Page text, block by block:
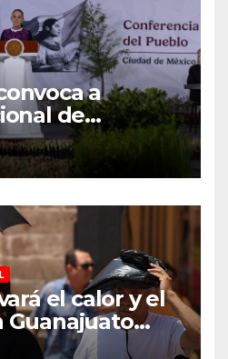
a
de
el 9 de agosto
el calor y el
Guanajuato